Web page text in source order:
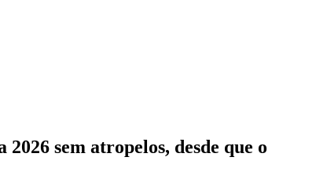
sem atropelos, desde que o